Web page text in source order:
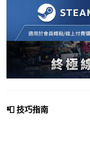
📮 技巧指南